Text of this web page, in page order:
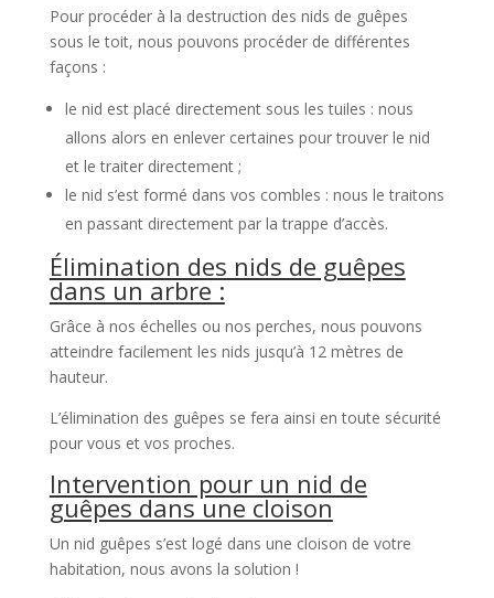
Pour procéder à la destruction des nids de guêpes
sous le toit, nous pouvons procéder de différentes
façons :
le nid est placé directement sous les tuiles : nous
allons alors en enlever certaines pour trouver le nid
et le traiter directement ;
le nid s’est formé dans vos combles : nous le traitons
en passant directement par la trappe d’accès.
Élimination des nids de guêpes
dans un arbre :
Grâce à nos échelles ou nos perches, nous pouvons
atteindre facilement les nids jusqu’à 12 mètres de
hauteur.
L’élimination des guêpes se fera ainsi en toute sécurité
pour vous et vos proches.
Intervention pour un nid de
guêpes dans une cloison
Un nid guêpes s’est logé dans une cloison de votre
habitation, nous avons la solution !